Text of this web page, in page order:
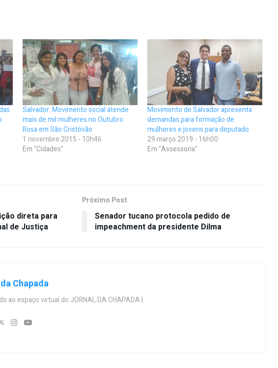
Salvador: Movimento social atende
mais de mil mulheres no Outubro
Rosa em São Cristóvão
1 novembro 2015 - 10h46
Em "Cidades"
Movimento de Salvador apresenta
demandas para formação de
mulheres e jovens para deputado
29 março 2019 - 16h00
Em "Assessoria"
direta para
de Justiça
Próximo Post
Senador tucano protocola pedido de
impeachment da presidente Dilma
Chapada
ao espaço virtual do JORNAL DA CHAPADA |